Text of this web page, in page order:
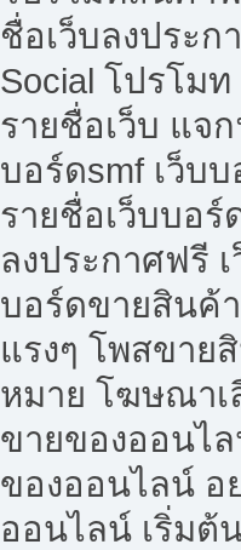
ชื่อเว็บลงประ
Social โปรโม
รายชื่อเว็บ แจ
บอร์ดsmf เว็บ
รายชื่อเว็บบอ
ลงประกาศฟรี
บอร์ดขายสินค้
แรงๆ โพสขาย
หมาย โฆษณาเ
ขายของออนไ
ของออนไลน์ อ
ออนไลน์ เริ่มต้